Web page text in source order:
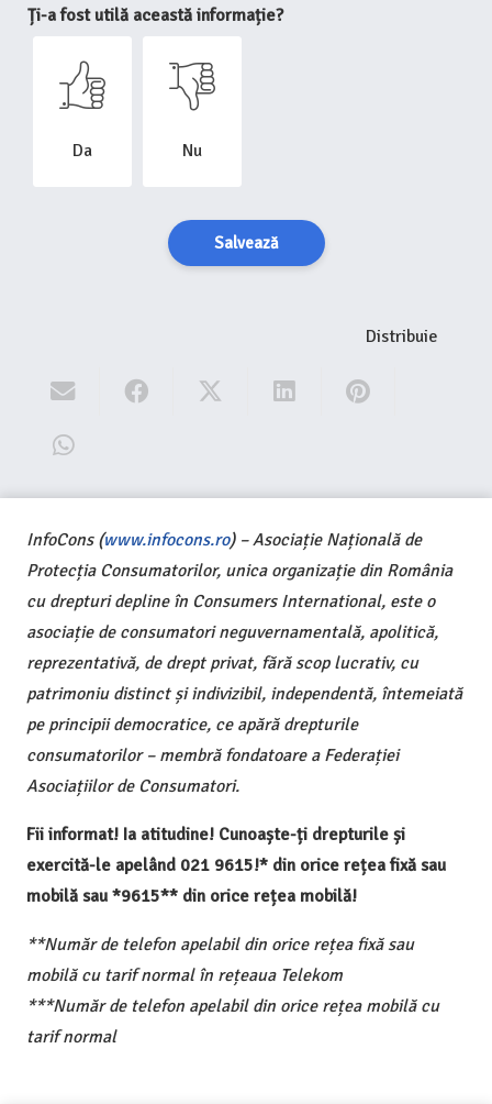
Ți-a fost utilă această informație?
Da Nu
Salvează
Distribuie
InfoCons (www.infocons.ro) – Asociație Națională de
Protecția Consumatorilor, unica organizație din România
cu drepturi depline în Consumers International, este o
asociație de consumatori neguvernamentală, apolitică,
reprezentativă, de drept privat, fără scop lucrativ, cu
patrimoniu distinct și indivizibil, independentă, întemeiată
pe principii democratice, ce apără drepturile
consumatorilor – membră fondatoare a Federației
Asociațiilor de Consumatori.
Fii informat! Ia atitudine! Cunoaște-ți drepturile și
exercită-le apelând 021 9615!* din orice rețea fixă sau
mobilă sau *9615** din orice rețea mobilă!
**Număr de telefon apelabil din orice rețea fixă sau
mobilă cu tarif normal în rețeaua Telekom
***Număr de telefon apelabil din orice rețea mobilă cu
tarif normal